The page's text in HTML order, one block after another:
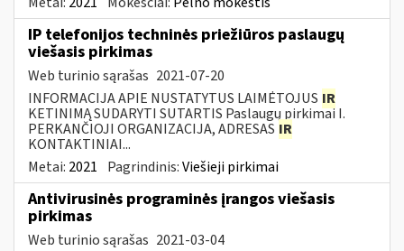
IP telefonijos techninės priežiūros paslaugų
viešasis pirkimas
Web turinio sąrašas 2021-07-20
INFORMACIJA APIE NUSTATYTUS LAIMĖTOJUS IR
KETINIMĄ SUDARYTI SUTARTIS Paslaugų pirkimai I.
PERKANČIOJI ORGANIZACIJA, ADRESAS IR
KONTAKTINIAI...
Metai: 2021 Pagrindinis:Viešieji pirkimai
Antivirusinės programinės įrangos viešasis
pirkimas
Web turinio sąrašas 2021-03-04